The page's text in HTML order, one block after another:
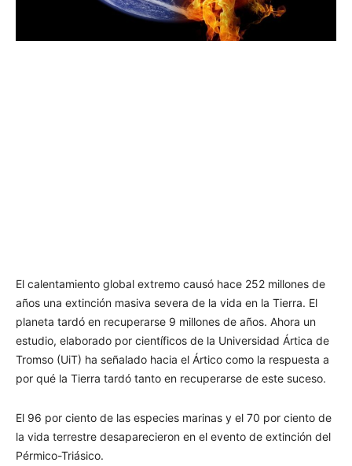
El calentamiento global extremo causó hace 252 millones de
años una extinción masiva severa de la vida en la Tierra. El
planeta tardó en recuperarse 9 millones de años. Ahora un
estudio, elaborado por científicos de la Universidad Ártica de
Tromso (UiT) ha señalado hacia el Ártico como la respuesta a
por qué la Tierra tardó tanto en recuperarse de este suceso.
El 96 por ciento de las especies marinas y el 70 por ciento de
la vida terrestre desaparecieron en el evento de extinción del
Pérmico-Triásico.